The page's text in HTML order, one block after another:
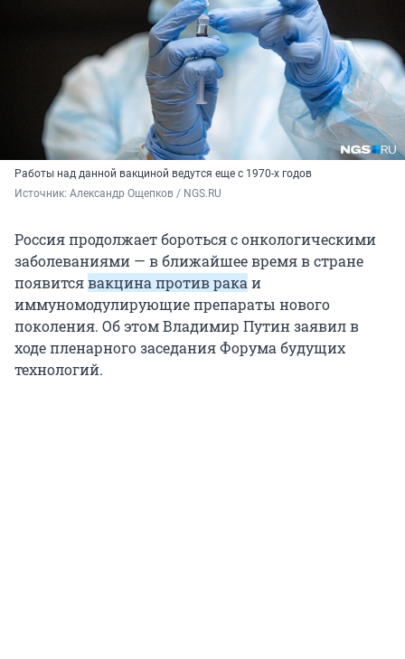
Работы над данной вакциной ведутся еще с 1970-х годов
Источник: Александр Ощепков / NGS.RU
Россия продолжает бороться с онкологическими
заболеваниями — в ближайшее время в стране
появитсявакцина против ракаи
иммуномодулирующие препараты нового
поколения. Об этом Владимир Путин заявил в
ходе пленарного заседания Форума будущих
технологий.